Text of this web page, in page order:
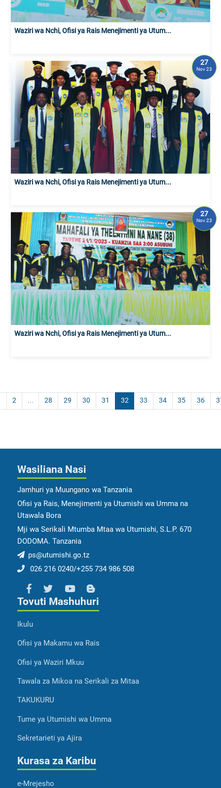
Waziri wa Nchi, Ofisi ya Rais Menejimenti ya Utum...
Waziri wa Nchi, Ofisi ya Rais Menejimenti ya Utum...
27
Nov 23
Waziri wa Nchi, Ofisi ya Rais Menejimenti ya Utum...
27
Nov 23
2 ... 28 29 30 31 32 33 34 35 36
Wasiliana Nasi
Jamhuri ya Muungano wa Tanzania
Ofisi ya Rais, Menejimenti ya Utumishi wa Umma na
Utawala Bora
Mji wa Serikali Mtumba Mtaa wa Utumishi, S.L.P. 670
DODOMA. Tanzania
ps@utumishi.go.tz
026 216 0240/+255 734 986 508
Tovuti Mashuhuri
Ikulu
Ofisi ya Makamu wa Rais
Ofisi ya Waziri Mkuu
Tawala za Mikoa na Serikali za Mitaa
TAKUKURU
Tume ya Utumishi wa Umma
Sekretarieti ya Ajira
Kurasa za Karibu
e-Mrejesho